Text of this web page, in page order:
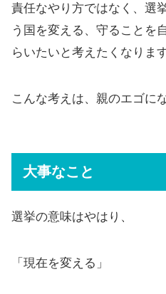
責任なやり方ではなく、選
う国を変える、守ることを
らいたいと考えたくなります
こんな考えは、親のエゴに
大事なこと
選挙の意味はやはり、
「現在を変える」